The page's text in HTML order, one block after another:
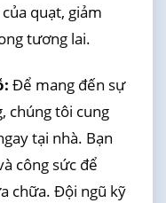
quạt, giảm
tương lai.
Để mang đến sự
chúng tôi cung
tại nhà. Bạn
công sức để
chữa. Đội ngũ kỹ